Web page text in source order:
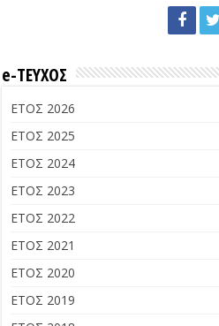
e-ΤΕΥΧΟΣ
ΕΤΟΣ 2026
ΕΤΟΣ 2025
ΕΤΟΣ 2024
ΕΤΟΣ 2023
ΕΤΟΣ 2022
ΕΤΟΣ 2021
ΕΤΟΣ 2020
ΕΤΟΣ 2019